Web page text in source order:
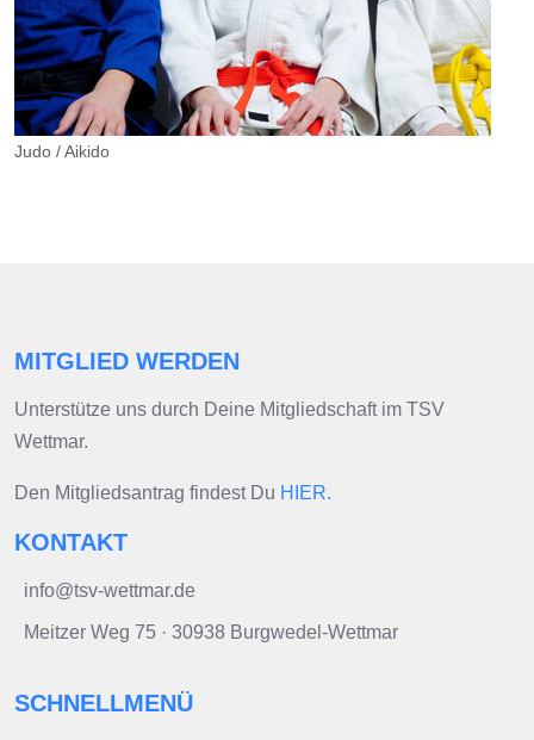
Judo / Aikido
MITGLIED WERDEN
Unterstütze uns durch Deine Mitgliedschaft im TSV
Wettmar.
Den Mitgliedsantrag findest Du HIER.
KONTAKT
info@tsv-wettmar.de
Meitzer Weg 75 · 30938 Burgwedel-Wettmar
SCHNELLMENÜ